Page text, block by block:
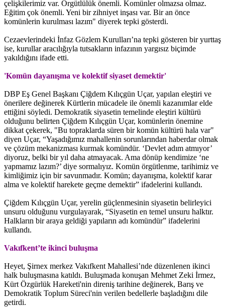
çelişkilerimiz var. Örgütlülük önemli. Komünler olmazsa olmaz.
Eğitim çok önemli. Yeni bir zihniyet inşası var. Bir an önce
komünlerin kurulması lazım" diyerek tepki gösterdi.
Cezaevlerindeki İnfaz Gözlem Kurulları’na tepki gösteren bir yurttaş
ise, kurullar aracılığıyla tutsakların infazının yargısız biçimde
yakıldığını ifade etti.
'Komün dayanışma ve kolektif siyaset demektir'
DBP Eş Genel Başkanı Çiğdem Kılıçgün Uçar, yapılan eleştiri ve
önerilere değinerek Kürtlerin mücadele ile önemli kazanımlar elde
ettiğini söyledi. Demokratik siyasetin temelinde eleştiri kültürü
olduğunu belirten Çiğdem Kılıçgün Uçar, komünlerin önemine
dikkat çekerek, "Bu topraklarda süren bir komün kültürü hala var"
diyen Uçar, “Yaşadığımız mahallenin sorunlarından haberdar olmak
ve çözüm mekanizması kurmak komündür. ‘Devlet adım atmıyor’
diyoruz, belki bir yıl daha atmayacak. Ama dönüp kendimize ‘ne
yapmamız lazım?’ diye sormalıyız. Komün örgütlenme, tarihimiz ve
kimliğimiz için bir savunmadır. Komün; dayanışma, kolektif karar
alma ve kolektif harekete geçme demektir” ifadelerini kullandı.
Çiğdem Kılıçgün Uçar, yerelin güçlenmesinin siyasetin belirleyici
unsuru olduğunu vurgulayarak, “Siyasetin en temel unsuru halktır.
Halkların bir araya geldiği yapıların adı komündür” ifadelerini
kullandı.
Vakıfkent’te ikinci buluşma
Heyet, Şirnex merkez Vakıfkent Mahallesi’nde düzenlenen ikinci
halk buluşmasına katıldı. Buluşmada konuşan Mehmet Zeki İrmez,
Kürt Özgürlük Hareketi'nin direniş tarihine değinerek, Barış ve
Demokratik Toplum Süreci'nin verilen bedellerle başladığını dile
getirdi.